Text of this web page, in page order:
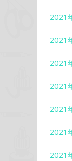
2021
2021
2021
2021
2021
2021
2021